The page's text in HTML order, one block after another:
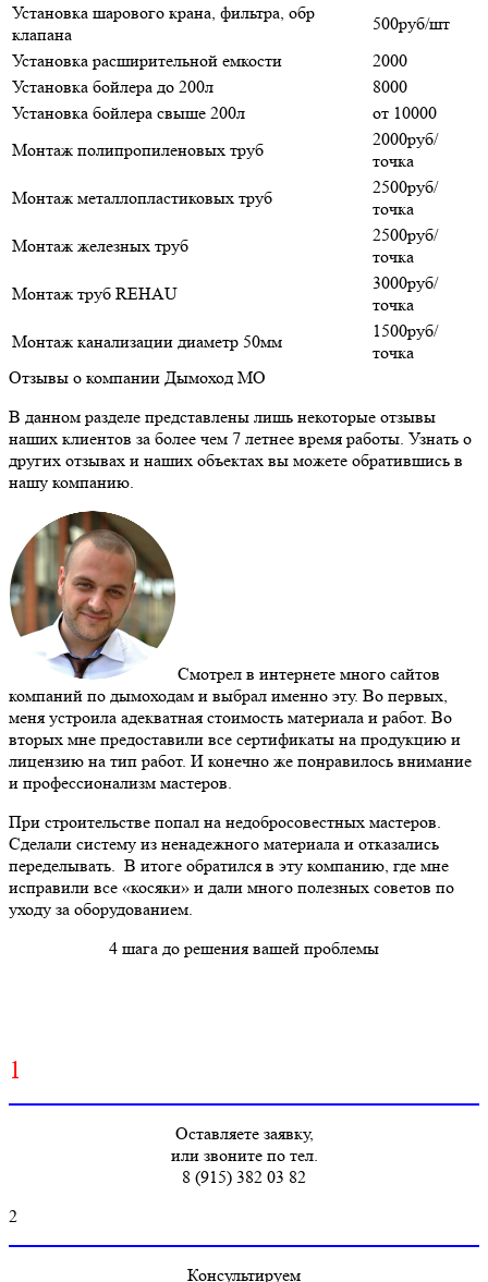
Установка шарового крана, фильтра, обр
клапана
500руб/шт
Установка расширительной емкости
2000
Установка бойлера до 200л
8000
Установка бойлера свыше 200л
от 10000
Монтаж полипропиленовых труб
2000руб/
точка
Монтаж металлопластиковых труб
2500руб/
точка
Монтаж железных труб
2500руб/
точка
Монтаж труб REHAU
3000руб/
точка
Монтаж канализации диаметр 50мм
1500руб/
точка
Отзывы о компании Дымоход МО
В данном разделе представлены лишь некоторые отзывы
наших клиентов за более чем 7 летнее время работы. Узнать о
других отзывах и наших объектах вы можете обратившись в
нашу компанию.
Смотрел в интернете много сайтов
компаний по дымоходам и выбрал именно эту. Во первых,
меня устроила адекватная стоимость материала и работ. Во
вторых мне предоставили все сертификаты на продукцию и
лицензию на тип работ. И конечно же понравилось внимание
и профессионализм мастеров.
При строительстве попал на недобросовестных мастеров.
Сделали систему из ненадежного материала и отказались
переделывать. В итоге обратился в эту компанию, где мне
исправили все «косяки» и дали много полезных советов по
уходу за оборудованием.
4 шага до решения вашей проблемы
1
Оставляете заявку,
или звоните по тел.
8 (915) 382 03 82
2
Консультируем